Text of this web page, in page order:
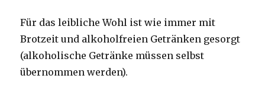
Für das leibliche Wohl ist wie immer mit
Brotzeit und alkoholfreien Getränken gesorgt
(alkoholische Getränke müssen selbst
übernommen werden).